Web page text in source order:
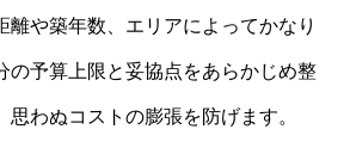
離や築年数、エリアによってかなり
の予算上限と妥協点をあらかじめ整
わぬコストの膨張を防げます。